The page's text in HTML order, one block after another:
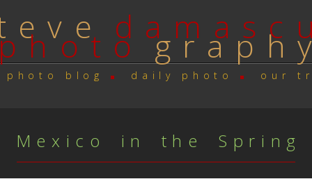
e v e d a m a s c
h o t o g r a p h y
p h o t o b l o g d a i l y p h o t o o u r t r
M e x i c o i n t h e S p r i n g